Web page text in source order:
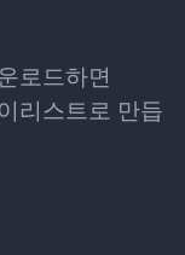
로드하면
리스트로 만듭